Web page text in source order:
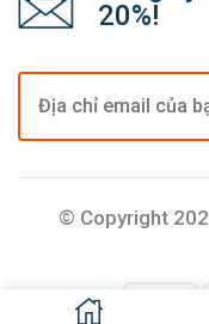
20%!
© Copyright